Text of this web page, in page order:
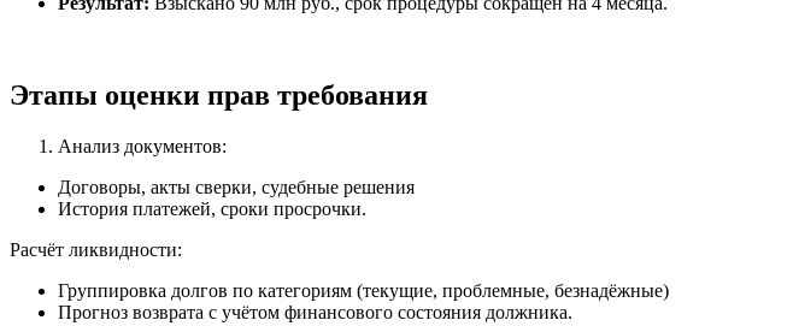
Этапы оценки прав требования
Анализ документов:
Договоры, акты сверки, судебные решения
История платежей, сроки просрочки.
Расчёт ликвидности:
Группировка долгов по категориям (текущие, проблемные, безнадёжные)
Прогноз возврата с учётом финансового состояния должника.